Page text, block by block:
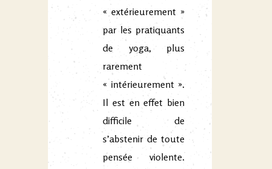
« extérieurement »
par les pratiquants
de yoga, plus
rarement
« intérieurement ».
Il est en effet bien
difficile de
s’abstenir de toute
pensée violente.